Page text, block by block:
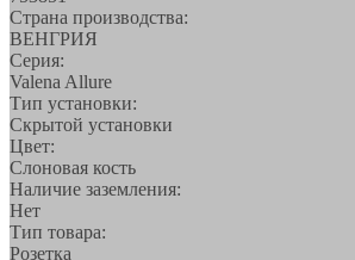
Страна производства:
ВЕНГРИЯ
Серия:
Valena Allure
Тип установки:
Скрытой установки
Цвет:
Слоновая кость
Наличие заземления:
Нет
Тип товара:
Розетка